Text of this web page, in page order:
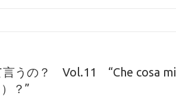
言うの？ Vol.11 “Che cosa mi
？”